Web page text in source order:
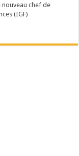
chef de
(IGF)